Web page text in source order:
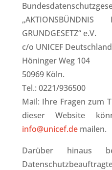
„AKTIONSBÜNDNIS
GRUNDGESETZ“ e.V.
c/o UNICEF Deutschland
Höninger Weg 104
50969 Köln.
Tel.: 0221/936500
Mail: Ihre Fragen zum
dieser Website
info@unicef.demailen.
Darüber hinaus